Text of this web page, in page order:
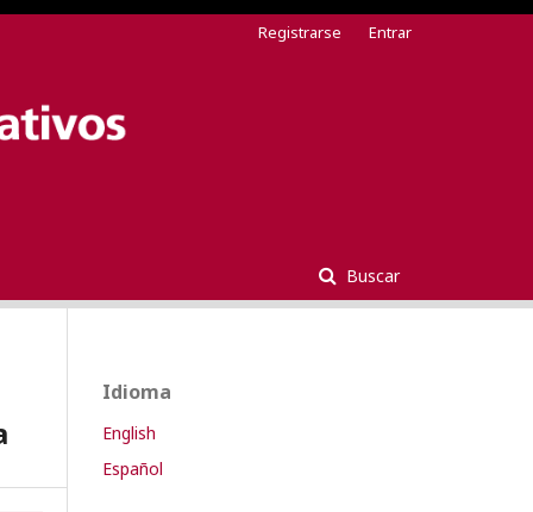
Buscar
Registrarse Entrar
Idioma
English
Español